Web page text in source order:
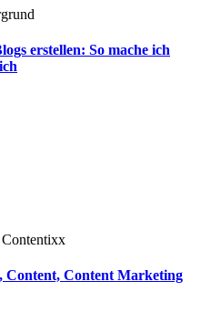
erstellen: So mache ich
Content Marketing